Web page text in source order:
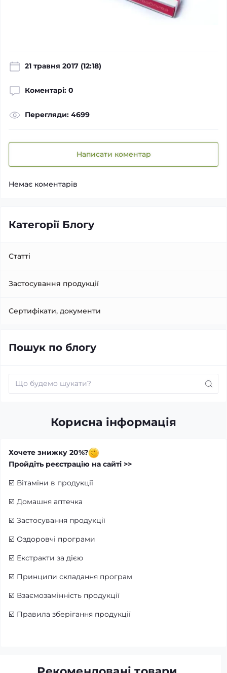
21 травня 2017 (12:18)
Коментарі: 0
Перегляди: 4699
Написати коментар
Немає коментарів
Категорії Блогу
Статті
Застосування продукції
Сертифікати, документи
Пошук по блогу
Корисна інформація
Хочете знижку 20%?
Пройдіть реєстрацію на сайті >>
☑️ Вітаміни в продукції
☑️ Домашня аптечка
☑️ Застосування продукції
☑️ Оздоровчі програми
☑️ Екстракти за дією
☑️ Принципи складання програм
☑️ Взаємозамінність продукції
☑️ Правила зберігання продукції